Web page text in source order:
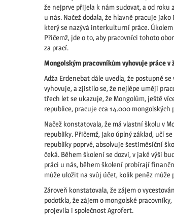
že nejprve přijela k nám sudovat, a od
u nás. Načež dodala, že hlavně pracuje
který se nazývá interkulturní práce.
Přičemž, jde o to, aby pracovníci tohoto
za prací.
Mongolským pracovníkům vyhovuje práce v
Adža Erdenebat dále uvedla, že postupně
vyhovuje, a zjistilo se, že nejlépe umějí
třech let se ukazuje, že Mongolům, ještě
republice, pracuje cca 14.000
Načež konstatovala, že má vlastní školu v
republiky. Přičemž, jako úplný základ, učí
republiky poprvé, absolvuje šestiměsíční
čeká. Během školení se dozví, v jaké výši
práci u nás, během školení probírají
může uložit na svůj účet, kolik peněz může
Zároveň konstatovala, že zájem o
podotkla, že zájem o mongolské
projevila i společnost Agrofert.